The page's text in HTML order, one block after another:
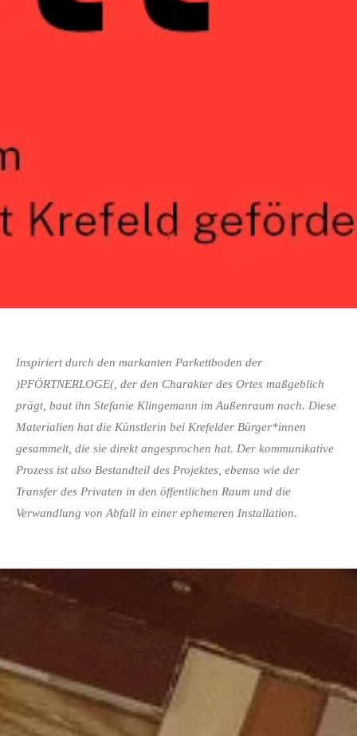
Inspiriert durch den markanten Parkettboden der
)PFÖRTNERLOGE(, der den Charakter des Ortes maßgeblich
prägt, baut ihn Stefanie Klingemann im Außenraum nach. Diese
Materialien hat die Künstlerin bei Krefelder Bürger*innen
gesammelt, die sie direkt angesprochen hat. Der kommunikative
Prozess ist also Bestandteil des Projektes, ebenso wie der
Transfer des Privaten in den öffentlichen Raum und die
Verwandlung von Abfall in einer ephemeren Installation.